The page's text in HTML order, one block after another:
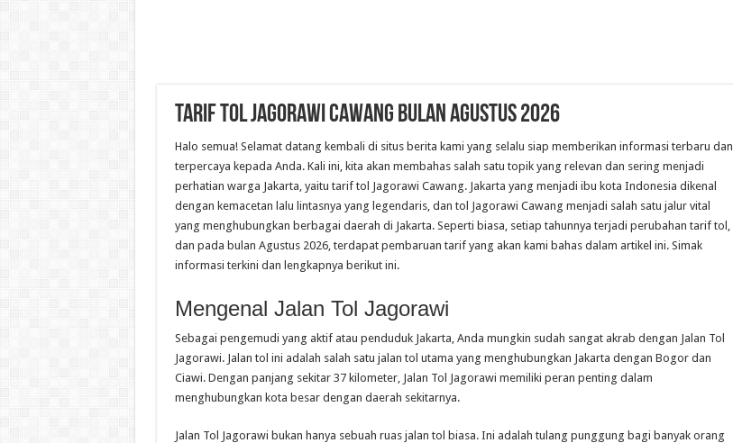
Tarif Tol Jagorawi Cawang Bulan Agustus 2026
Halo semua! Selamat datang kembali di situs berita kami yang selalu siap memberikan informasi terbaru dan
terpercaya kepada Anda. Kali ini, kita akan membahas salah satu topik yang relevan dan sering menjadi
perhatian warga Jakarta, yaitu tarif tol Jagorawi Cawang. Jakarta yang menjadi ibu kota Indonesia dikenal
dengan kemacetan lalu lintasnya yang legendaris, dan tol Jagorawi Cawang menjadi salah satu jalur vital
yang menghubungkan berbagai daerah di Jakarta. Seperti biasa, setiap tahunnya terjadi perubahan tarif tol,
dan pada bulan Agustus 2026, terdapat pembaruan tarif yang akan kami bahas dalam artikel ini. Simak
informasi terkini dan lengkapnya berikut ini.
Mengenal Jalan Tol Jagorawi
Sebagai pengemudi yang aktif atau penduduk Jakarta, Anda mungkin sudah sangat akrab dengan Jalan Tol
Jagorawi. Jalan tol ini adalah salah satu jalan tol utama yang menghubungkan Jakarta dengan Bogor dan
Ciawi. Dengan panjang sekitar 37 kilometer, Jalan Tol Jagorawi memiliki peran penting dalam
menghubungkan kota besar dengan daerah sekitarnya.
Jalan Tol Jagorawi bukan hanya sebuah ruas jalan tol biasa. Ini adalah tulang punggung bagi banyak orang